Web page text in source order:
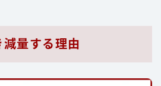
量する理由